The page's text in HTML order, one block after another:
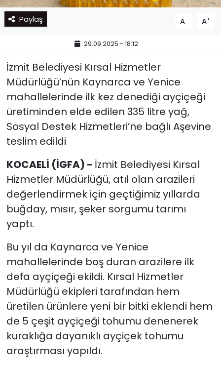
Paylaş A- A+
29.09.2025 - 18:12
İzmit Belediyesi Kırsal Hizmetler
Müdürlüğü’nün Kaynarca ve Yenice
mahallelerinde ilk kez denediği ayçiçeği
üretiminden elde edilen 335 litre yağ,
Sosyal Destek Hizmetleri’ne bağlı Aşevine
teslim edildi
KOCAELİ (İGFA) - İzmit Belediyesi Kırsal
Hizmetler Müdürlüğü, atıl olan arazileri
değerlendirmek için geçtiğimiz yıllarda
buğday, mısır, şeker sorgumu tarımı
yaptı.
Bu yıl da Kaynarca ve Yenice
mahallelerinde boş duran arazilere ilk
defa ayçiçeği ekildi. Kırsal Hizmetler
Müdürlüğü ekipleri tarafından hem
üretilen ürünlere yeni bir bitki eklendi hem
de 5 çeşit ayçiçeği tohumu denenerek
kuraklığa dayanıklı ayçiçek tohumu
araştırması yapıldı.